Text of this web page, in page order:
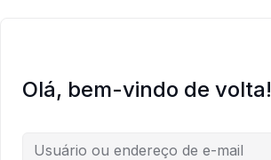
Olá, bem-vindo de volta!